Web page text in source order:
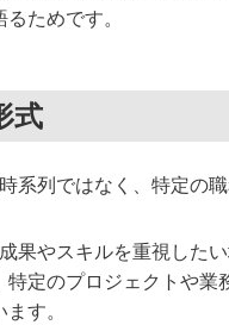
ためです。
式
系列ではなく、特定の
果やスキルを重視した
特定のプロジェクトや
す。